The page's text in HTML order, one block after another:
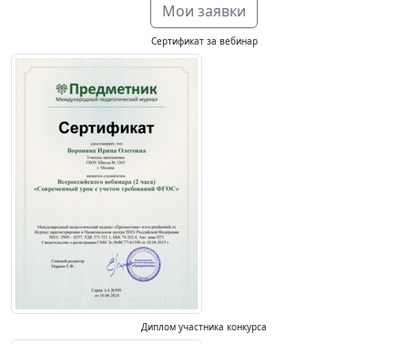
Мои заявки
Сертификат за вебинар
Диплом участника конкурса